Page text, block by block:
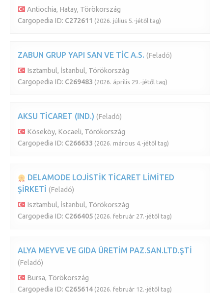
Antiochia, Hatay, Törökország
Cargopedia ID: C272611 (2026. július 5.-jétől tag)
ZABUN GRUP YAPI SAN VE TİC A.S. (Feladó)
Isztambul, İstanbul, Törökország
Cargopedia ID: C269483 (2026. április 29.-jétől tag)
AKSU TİCARET (IND.) (Feladó)
Köseköy, Kocaeli, Törökország
Cargopedia ID: C266633 (2026. március 4.-jétől tag)
DELAMODE LOJİSTİK TİCARET LİMİTED
ŞİRKETİ (Feladó)
Isztambul, İstanbul, Törökország
Cargopedia ID: C266405 (2026. február 27.-jétől tag)
ALYA MEYVE VE GIDA ÜRETİM PAZ.SAN.LTD.ŞTİ
(Feladó)
Bursa, Törökország
Cargopedia ID: C265614 (2026. február 12.-jétől tag)